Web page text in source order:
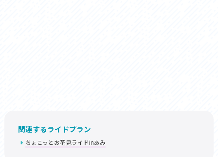
関連するライドプラン
ちょこっとお花見ライドinあみ